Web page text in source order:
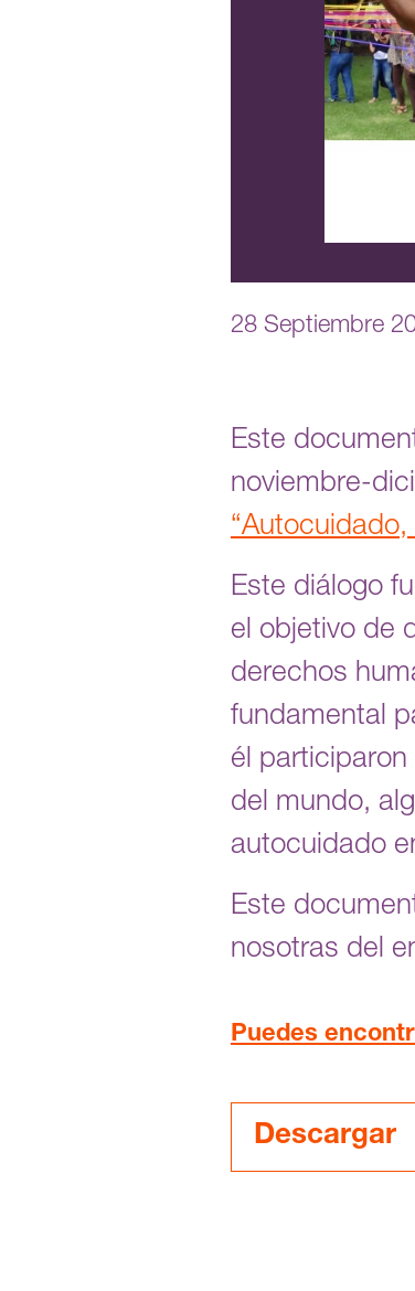
28 Septiembre
Este
noviembre-
Este diálogo
el objetivo de
derechos
fundamental
él
del mundo,
autocuidado
Este
nosotras del
Puedes
Descargar